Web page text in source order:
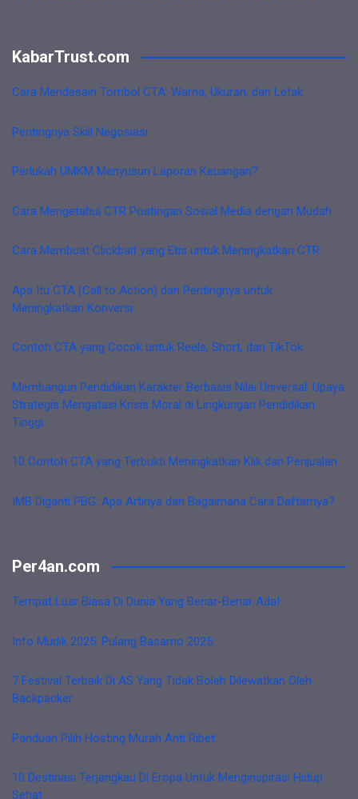
KabarTrust.com
Cara Mendesain Tombol CTA: Warna, Ukuran, dan Letak
Pentingnya Skill Negosiasi
Perlukah UMKM Menyusun Laporan Keuangan?
Cara Mengetahui CTR Postingan Sosial Media dengan Mudah
Cara Membuat Clickbait yang Etis untuk Meningkatkan CTR
Apa Itu CTA (Call to Action) dan Pentingnya untuk
Meningkatkan Konversi
Contoh CTA yang Cocok untuk Reels, Short, dan TikTok
Membangun Pendidikan Karakter Berbasis Nilai Universal: Upaya
Strategis Mengatasi Krisis Moral di Lingkungan Pendidikan
Tinggi
10 Contoh CTA yang Terbukti Meningkatkan Klik dan Penjualan
IMB Diganti PBG: Apa Artinya dan Bagaimana Cara Daftarnya?
Per4an.com
Tempat Luar Biasa Di Dunia Yang Benar-Benar Ada!
Info Mudik 2025: Pulang Basamo 2025
7 Festival Terbaik Di AS Yang Tidak Boleh Dilewatkan Oleh
Backpacker
Panduan Pilih Hosting Murah Anti Ribet
10 Destinasi Terjangkau Di Eropa Untuk Menginspirasi Hidup
Sehat